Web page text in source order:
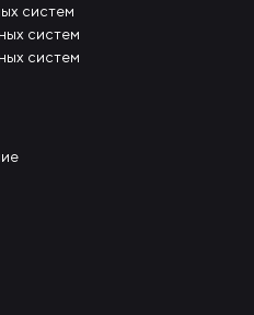
систем
систем
систем